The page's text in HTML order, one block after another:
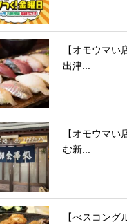
【オモウマ
出津...
【オモウマ
む新...
【べスコン